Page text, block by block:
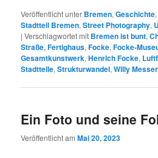
Veröffentlicht unter Bremen,Geschichte,
Stadtteil Bremen,Street Photography,
|Verschlagwortet mit Bremen ist bunt,
Straße,Fertighaus,Focke,Focke-
Gesamtkunstwerk,Henrich Focke,
Stadtteile,Strukturwandel,Willy
Ein Foto und seine
Veröffentlicht amMai 20, 2023